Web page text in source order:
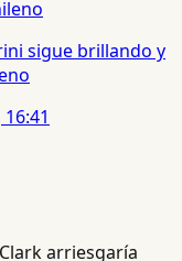
sigue brillando y